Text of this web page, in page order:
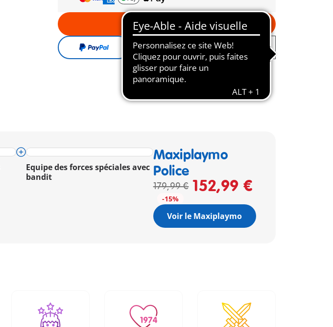
Au panier
Equipe des forces spéciales avec
bandit
Maxiplaymo
Police
179,99 € 152,99 €
-15%
Voir le Maxiplaymo